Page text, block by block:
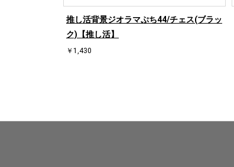
推し活背景ジオラマぷち44/チェス(ブラッ
ク)【推し活】
￥1,430